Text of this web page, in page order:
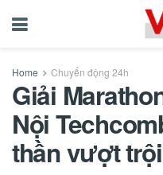
Home Chuyển động 24h
Giải
Nội
thần vượt trội